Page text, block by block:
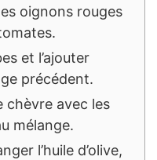
oignons rouges
et l’ajouter
précédent.
chèvre avec les
mélange.
l’huile d’olive,